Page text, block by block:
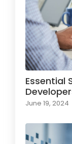
Essential
June 19, 2024